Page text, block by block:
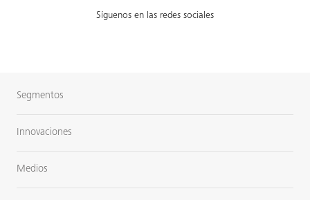
Síguenos en las redes sociales
Segmentos
Innovaciones
Medios